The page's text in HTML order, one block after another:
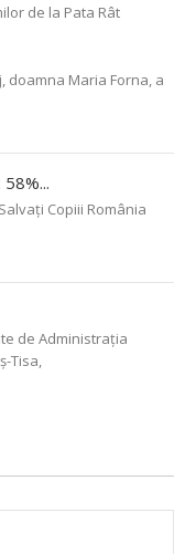
de la Pata Rât
doamna Maria Forna, a
Copiii România
de Administrația
Tisa,